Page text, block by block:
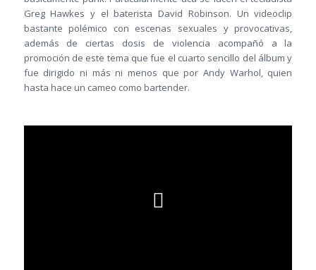
Greg Hawkes y el baterista David Robinson. Un videoclip
bastante polémico con escenas sexuales y provocativas,
además de ciertas dosis de violencia acompañó a la
promoción de este tema que fue el cuarto sencillo del álbum y
fue dirigido ni más ni menos que por Andy Warhol, quien
hasta hace un cameo como bartender.